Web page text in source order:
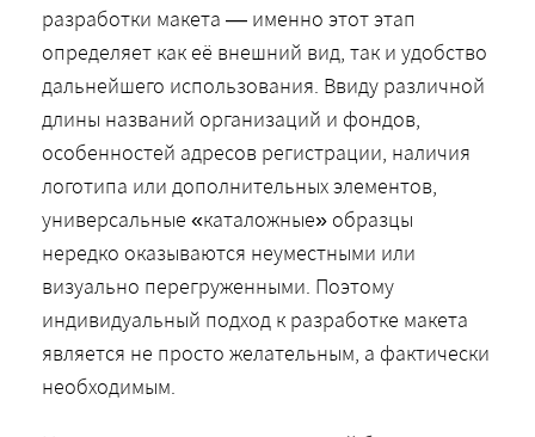
разработки макета — именно этот этап
определяет как её внешний вид, так и удобство
дальнейшего использования. Ввиду различной
длины названий организаций и фондов,
особенностей адресов регистрации, наличия
логотипа или дополнительных элементов,
универсальные «каталожные» образцы
нередко оказываются неуместными или
визуально перегруженными. Поэтому
индивидуальный подход к разработке макета
является не просто желательным, а фактически
необходимым.